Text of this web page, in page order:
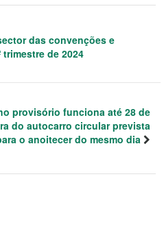
das convenções e
de 2024
provisório funciona até 28 de
do autocarro circular prevista
o anoitecer do mesmo dia